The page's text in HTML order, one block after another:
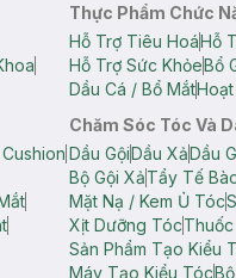
Thực Phẩm Chức
Hỗ Trợ Tiêu HoáHỗ
Hỗ Trợ Sức KhỏeBổ
Dầu Cá / Bổ Mắt
Chăm Sóc Tóc Và
Dầu GộiDầu XảDầu
Bộ Gội XảTẩy Tế
Mặt Nạ / Kem Ủ Tóc
Xịt Dưỡng Tóc
Sản Phẩm Tạo Kiểu
Máy Tạo Kiểu Tóc